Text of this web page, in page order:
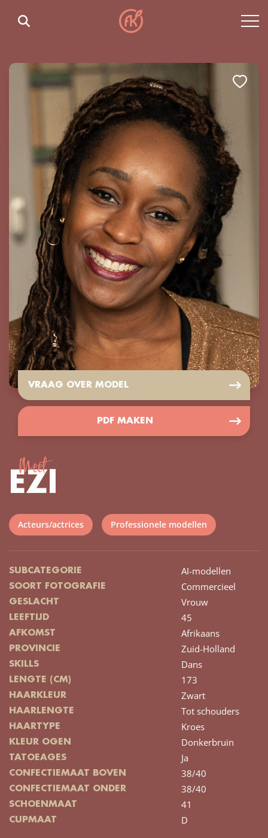
VRAAG OVER MODEL
PDF MAKEN
Meet
EZI
Acteurs/actrices Professionele modellen
SUBCATEGORIE AI-modellen
SOORT FOTOGRAFIE Commercieel
GESLACHT Vrouw
LEEFTIJD 45
AFKOMST Afrikaans
PROVINCIE Zuid-Holland
SKILLS Dans
LENGTE (CM) 173
HAARKLEUR Zwart
HAARLENGTE Tot schouders
HAARTYPE Kroes
KLEUR OGEN Donkerbruin
TATOEAGES Ja
CONFECTIEMAAT BOVEN 38/40
CONFECTIEMAAT ONDER 38/40
SCHOENMAAT 41
CUPMAAT D